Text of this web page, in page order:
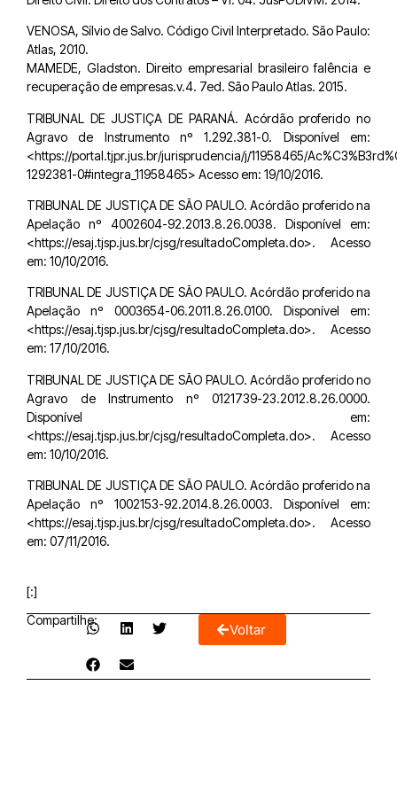
VENOSA, Sílvio de Salvo. Código Civil Interpretado. São Paulo:
Atlas, 2010.
MAMEDE, Gladston. Direito empresarial brasileiro falência e
recuperação de empresas.v.4. 7ed. São Paulo Atlas. 2015.
TRIBUNAL DE JUSTIÇA DE PARANÁ. Acórdão proferido no
Agravo de Instrumento nº 1.292.381-0. Disponível em:
<https://portal.tjpr.jus.br/jurisprudencia/j/11958465/
1292381-0#integra_11958465> Acesso em: 19/10/2016.
TRIBUNAL DE JUSTIÇA DE SÃO PAULO. Acórdão proferido na
Apelação nº 4002604-92.2013.8.26.0038. Disponível em:
<https://esaj.tjsp.jus.br/cjsg/resultadoCompleta.do>. Acesso
em: 10/10/2016.
TRIBUNAL DE JUSTIÇA DE SÃO PAULO. Acórdão proferido na
Apelação nº 0003654-06.2011.8.26.0100. Disponível em:
<https://esaj.tjsp.jus.br/cjsg/resultadoCompleta.do>. Acesso
em: 17/10/2016.
TRIBUNAL DE JUSTIÇA DE SÃO PAULO. Acórdão proferido no
Agravo de Instrumento nº 0121739-23.2012.8.26.0000.
Disponível em:
<https://esaj.tjsp.jus.br/cjsg/resultadoCompleta.do>. Acesso
em: 10/10/2016.
TRIBUNAL DE JUSTIÇA DE SÃO PAULO. Acórdão proferido na
Apelação nº 1002153-92.2014.8.26.0003. Disponível em:
<https://esaj.tjsp.jus.br/cjsg/resultadoCompleta.do>. Acesso
em: 07/11/2016.
[:]
Compartilhe:
Voltar